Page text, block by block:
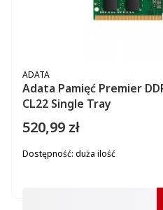
Adata Pamięć Premier
CL22 Single Tray
PRODUCENT
ADATA
Cena
520,99 zł
Dostępność: duża ilość